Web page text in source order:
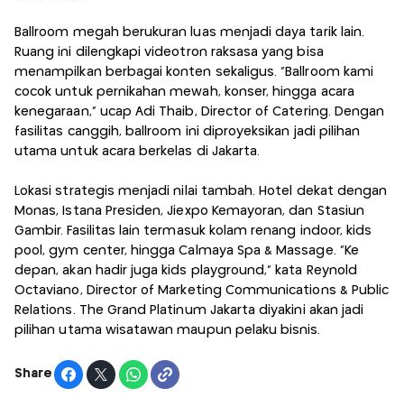
Ballroom megah berukuran luas menjadi daya tarik lain.
Ruang ini dilengkapi videotron raksasa yang bisa
menampilkan berbagai konten sekaligus. “Ballroom kami
cocok untuk pernikahan mewah, konser, hingga acara
kenegaraan,” ucap Adi Thaib, Director of Catering. Dengan
fasilitas canggih, ballroom ini diproyeksikan jadi pilihan
utama untuk acara berkelas di Jakarta.
Lokasi strategis menjadi nilai tambah. Hotel dekat dengan
Monas, Istana Presiden, Jiexpo Kemayoran, dan Stasiun
Gambir. Fasilitas lain termasuk kolam renang indoor, kids
pool, gym center, hingga Calmaya Spa & Massage. “Ke
depan, akan hadir juga kids playground,” kata Reynold
Octaviano, Director of Marketing Communications & Public
Relations. The Grand Platinum Jakarta diyakini akan jadi
pilihan utama wisatawan maupun pelaku bisnis.
Share